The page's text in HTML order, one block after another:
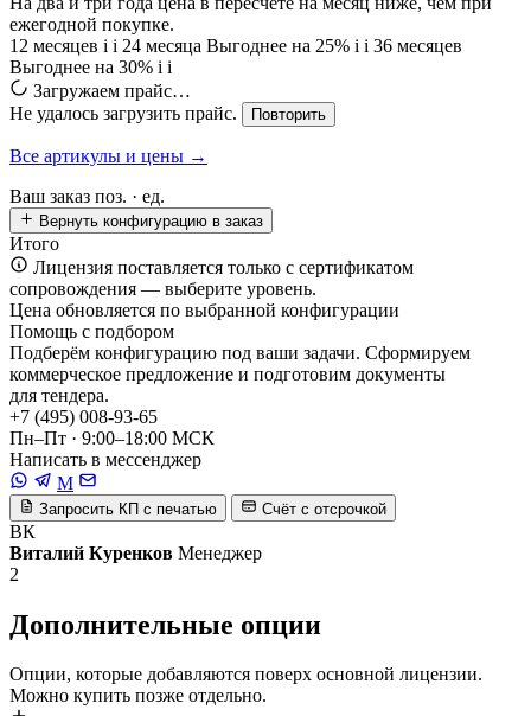
ежегодной покупке.
12 месяцев i i 24 месяца Выгоднее на 25% i i 36 месяцев
Выгоднее на 30% i i
Загружаем прайс…
Не удалось загрузить прайс.
Повторить
Все артикулы и цены →
Ваш заказ поз. · ед.
Вернуть конфигурацию в заказ
Итого
Лицензия поставляется только с сертификатом
сопровождения — выберите уровень.
Цена обновляется по выбранной конфигурации
Помощь с подбором
Подберём конфигурацию под ваши задачи. Сформируем
коммерческое предложение и подготовим документы
для тендера.
+7 (495) 008-93-65
Пн–Пт · 9:00–18:00 МСК
Написать в мессенджер
M
Запросить КП с печатью Счёт с отсрочкой
ВК
Виталий Куренков Менеджер
2
Дополнительные опции
Опции, которые добавляются поверх основной лицензии.
Можно купить позже отдельно.